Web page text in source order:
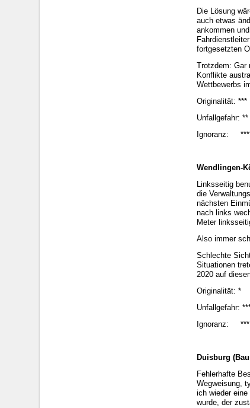
Die Lösung
auch etwas
ankommen
fortgesetzten
Trotzdem: Gar
Konflikte
Wettbewerbs
Originalität: ***
Unfallgefahr: **
Ignoranz:
Wendlingen-
Linksseitig
die
nächsten
nach links
Meter
Also immer
Schlechte
Situationen
2020 auf
Originalität: *
Unfallgefahr:
Ignoranz: ***
Duisburg
Fehlerhafte
Wegweisung,
ich wieder
wurde, der